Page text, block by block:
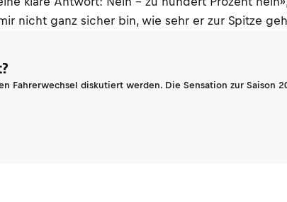
nicht ganz sicher bin, wie sehr er zur Spitze
Fahrerwechsel diskutiert werden. Die Sensation zur Saison